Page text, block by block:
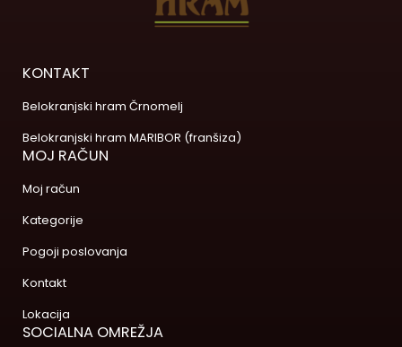
KONTAKT
Belokranjski hram Črnomelj
Belokranjski hram MARIBOR (franšiza)
MOJ RAČUN
Moj račun
Kategorije
Pogoji poslovanja
Kontakt
Lokacija
SOCIALNA OMREŽJA